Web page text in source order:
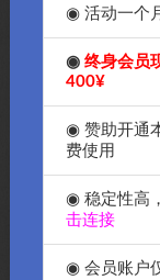
OK源码中国2024
wordpress主题破解
B2Pro-4.4.1版本
◉ 活动一个
◉终身会员
400¥
◉ 赞助开通
费使用
◉ 稳定性高
击连接
◉ 会员账户